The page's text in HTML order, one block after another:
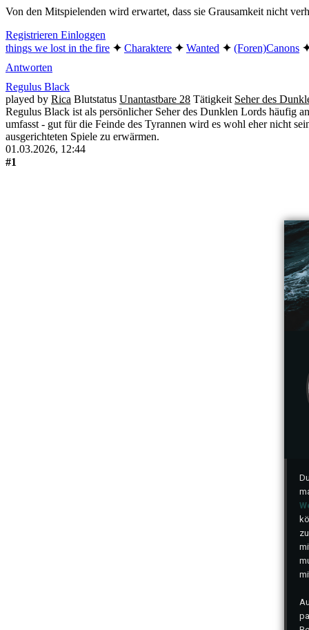
Von den Mitspielenden wird erwartet, dass sie Grausamkeit nicht
Registrieren Einloggen
things we lost in the fire ✦︎ Charaktere ✦︎ Wanted ✦︎ (Foren)Canons
Antworten
Regulus Black
played by Rica Blutstatus Unantastbare 28 Tätigkeit Seher des
Regulus Black ist als persönlicher Seher des Dunklen Lords häufig
umfasst - gut für die Feinde des Tyrannen wird es wohl eher nicht
ausgerichteten Spiele zu erwärmen.
01.03.2026, 12:44
#1